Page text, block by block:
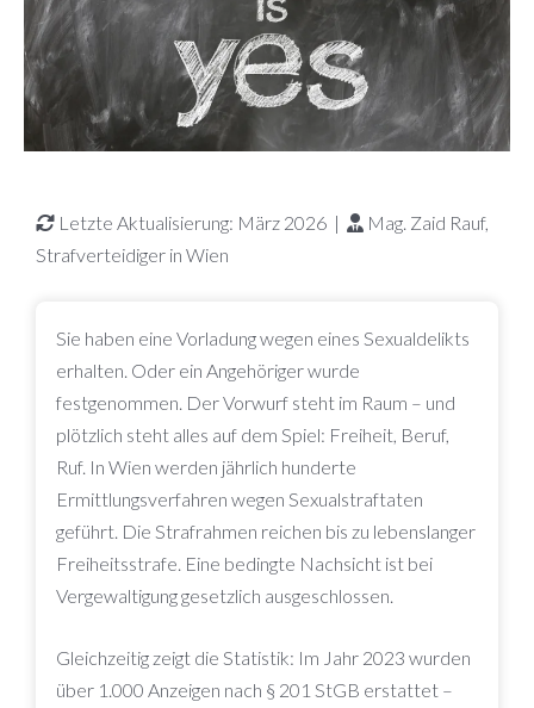
Letzte Aktualisierung: März 2026 |
Mag. Zaid Rauf,
Strafverteidiger in Wien
Sie haben eine Vorladung wegen eines Sexualdelikts
erhalten. Oder ein Angehöriger wurde
festgenommen. Der Vorwurf steht im Raum – und
plötzlich steht alles auf dem Spiel: Freiheit, Beruf,
Ruf. In Wien werden jährlich hunderte
Ermittlungsverfahren wegen Sexualstraftaten
geführt. Die Strafrahmen reichen bis zu lebenslanger
Freiheitsstrafe. Eine bedingte Nachsicht ist bei
Vergewaltigung gesetzlich ausgeschlossen.
Gleichzeitig zeigt die Statistik: Im Jahr 2023 wurden
über 1.000 Anzeigen nach § 201 StGB erstattet –